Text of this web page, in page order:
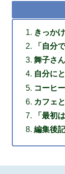
きっか
「自分
舞子さ
自分に
コーヒ
カフェ
「最初
編集後記